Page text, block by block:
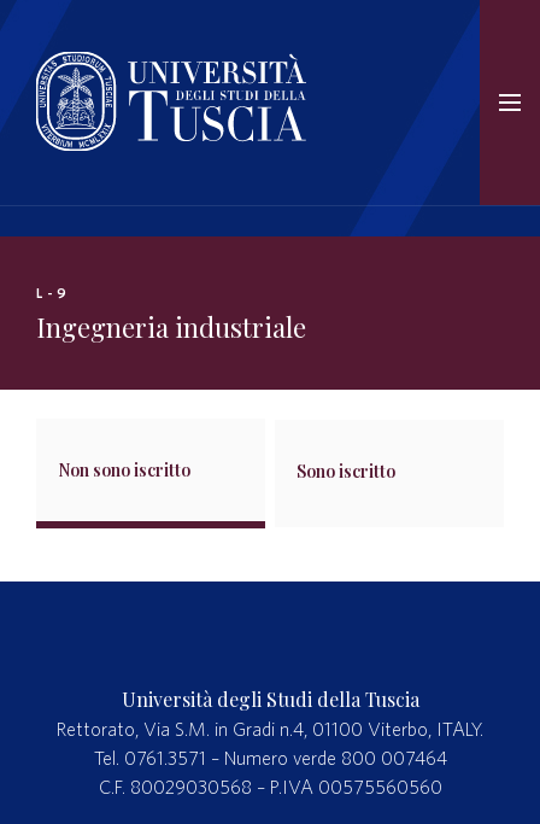
L-9
Ingegneria industriale
Non sono iscritto Sono iscritto
Università degli Studi della Tuscia
Rettorato, Via S.M. in Gradi n.4, 01100 Viterbo, ITALY.
Tel. 0761.3571 – Numero verde 800 007464
C.F. 80029030568 – P.IVA 00575560560